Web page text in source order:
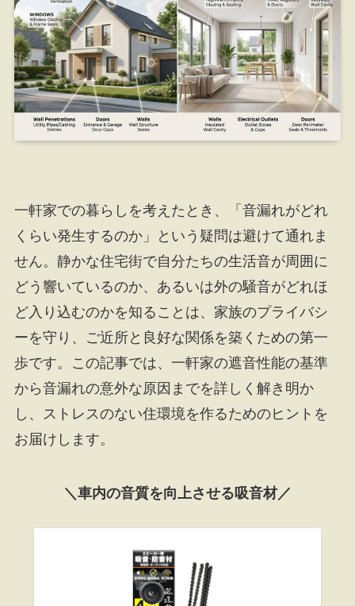
一軒家での暮らしを考えたとき、「音漏れがどれ
くらい発生するのか」という疑問は避けて通れま
せん。静かな住宅街で自分たちの生活音が周囲に
どう響いているのか、あるいは外の騒音がどれほ
ど入り込むのかを知ることは、家族のプライバシ
ーを守り、ご近所と良好な関係を築くための第一
歩です。この記事では、一軒家の遮音性能の基準
から音漏れの意外な原因までを詳しく解き明か
し、ストレスのない住環境を作るためのヒントを
お届けします。
＼車内の音質を向上させる吸音材／